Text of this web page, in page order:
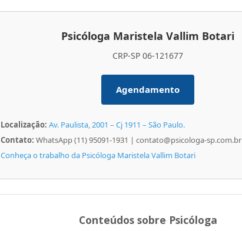
Psicóloga Maristela Vallim Botari
CRP-SP 06-121677
Agendamento
Localização: Av. Paulista, 2001 – Cj 1911 – São Paulo.
Contato: WhatsApp (11) 95091-1931 | contato@psicologa-sp.com.br
Conheça o trabalho da Psicóloga Maristela Vallim Botari
Conteúdos sobre Psicóloga